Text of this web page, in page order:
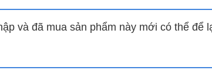
và đã mua sản phẩm này mới có thể để